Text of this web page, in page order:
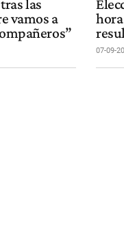
las
vamos a
07-09-